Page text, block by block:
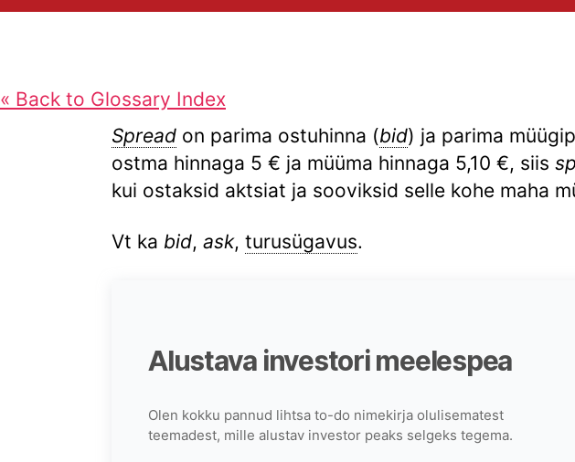
« Back to Glossary Index
Spread on parima ostuhinna (bid) ja parima
ostma hinnaga 5 € ja müüma hinnaga 5,10 €, siis
kui ostaksid aktsiat ja sooviksid selle kohe maha
Vt ka bid, ask, turusügavus.
Alustava investori meelespea
Olen kokku pannud lihtsa to-do nimekirja olulisematest
teemadest, mille alustav investor peaks selgeks tegema.